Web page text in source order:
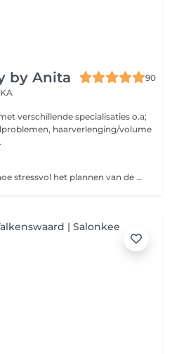
by Anita
90
verschillende specialisaties o.a;
haarverlenging/volume
...
Wij weten als geen ander hoe stressvol het plannen van de bruiloft kan zijn. Je druk maken om je huid, visagie & kapsel hoeven hier geen onderdeel van te zijn. Wij nemen graag deze zorg voor jou uit handen! Jij bent immers het middelpunt van de dag en hoe jij eruit ziet speelt hier natuurlijk een grote rol in. Bij YIP Hair, Beauty & Skincare ben je thuis. Wij zorgen ervoor dat jij onbezorgd kunt genieten van jouw look op je mooiste dag! Onze werkwijze? We plannen een intakegesprek in waarbij we je wensen bespreken, we zullen je adviseren zodat er een goed plan van aanpak komt voor deze mooie dag. Na de intake plannen we een afspraak in voor het proefkapsel en de proefmake-up. We zullen nogmaals alles een keertje bespreken en maken eventueel vervolgafspraken voor bijvoorbeeld extensions, een gezichtsbehandeling of een haarkleuring. Omdat iedereen uniek is werken wij niet met een standaard bruidsarrangement. Wij gaan uit van een basic uitvoering en deze kan helemaal naar jouw eigen wensen op maat gemaakt worden. Basic Uitvoering: € 325,00 Eventuele uitbreidingen op het arrangement: Een gezichtsbehandeling; Wenkbrauwen epileren/verven; Haarextensions; Knipbehandeling bruidegom Haarstyling familie Touch up voor het feest En nog veel meer. Op iedere extra uitbreiding hanteren wij een korting van 5% op de normale prijs. Tevens hanteren wij vaste tarieven voor behandeling op locatie, reiskosten, vroege-vogel kosten en/of avondkosten.